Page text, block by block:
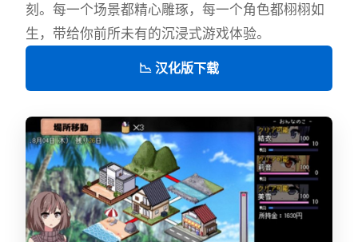
刻。每一个场景都精心雕琢，每一个角色都栩栩如
生，带给你前所未有的沉浸式游戏体验。
📉 汉化版下载